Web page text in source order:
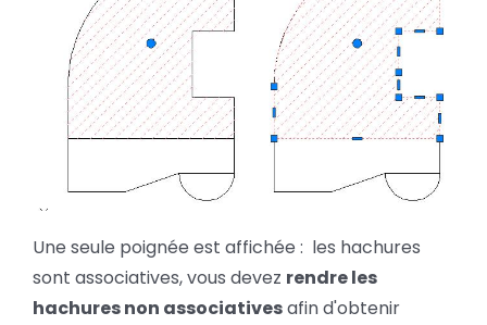
Une seule poignée est affichée : les hachures
sont associatives, vous devez rendre les
hachures non associativesafin d'obtenir